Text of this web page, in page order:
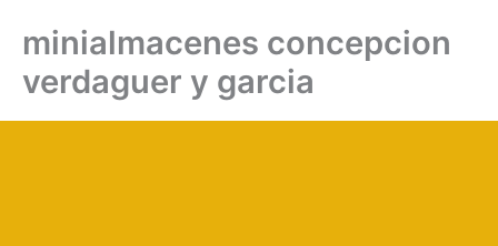
minialmacenes concepcion
verdaguer y garcia